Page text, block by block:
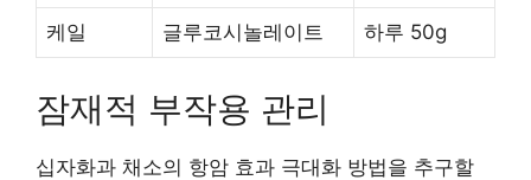
케일 글루코시놀레이트 하루 50g
잠재적 부작용 관리
십자화과 채소의 항암 효과 극대화 방법을 추구할